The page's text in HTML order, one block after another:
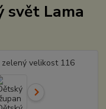
svět Lama